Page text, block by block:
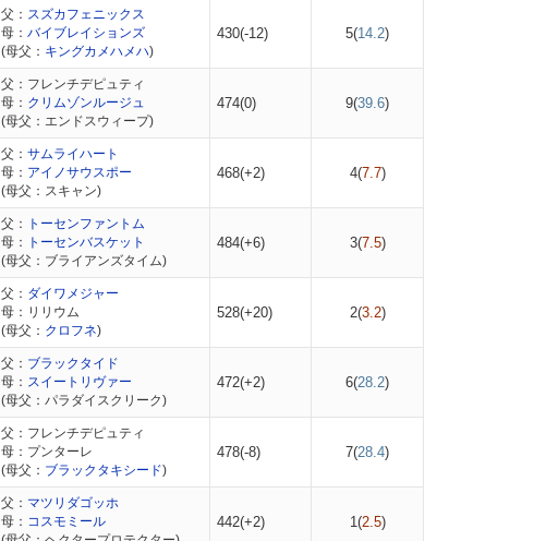
父： スズカフェニックス
母： バイブレイションズ
(母父： キングカメハメハ)
430(-12) 5(14.2)
父：フレンチデピュティ
母： クリムゾンルージュ
(母父：エンドスウィープ)
474(0) 9(39.6)
父： サムライハート
母： アイノサウスポー
(母父：スキャン)
468(+2) 4(7.7)
父：
トーセンファントム
母：
トーセンバスケット
(母父：ブライアンズタイム)
484(+6) 3(7.5)
父： ダイワメジャー
母：リリウム
(母父： クロフネ)
528(+20) 2(3.2)
父： ブラックタイド
母： スイートリヴァー
(母父：パラダイスクリーク)
472(+2) 6(28.2)
父：フレンチデピュティ
母：プンターレ
(母父： ブラックタキシード)
478(-8) 7(28.4)
父： マツリダゴッホ
母： コスモミール
442(+2) 1(2.5)